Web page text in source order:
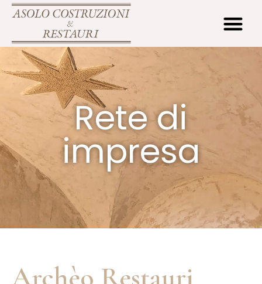
Rete di
impresa